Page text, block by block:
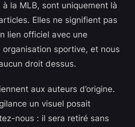
la MLB, sont uniquement là
Elles ne signifient pas
lien officiel avec une
sportive, et nous
droit dessus.
aux auteurs d’origine.
un visuel posait
nous : il sera retiré sans